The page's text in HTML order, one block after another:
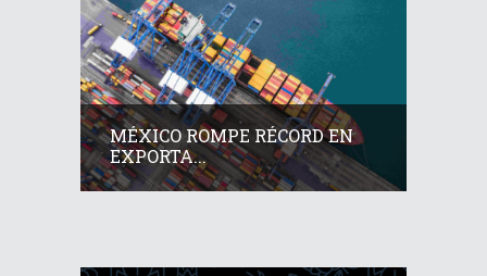
MÉXICO ROMPE RÉCORD EN
EXPORTA...